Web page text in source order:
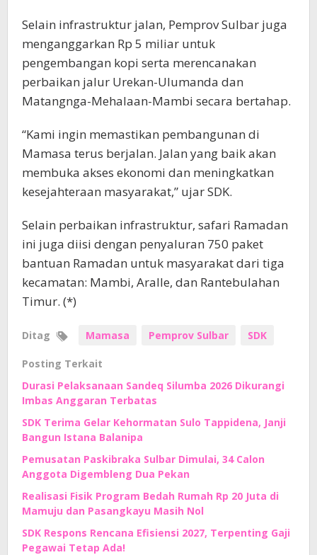
Selain infrastruktur jalan, Pemprov Sulbar juga
menganggarkan Rp 5 miliar untuk
pengembangan kopi serta merencanakan
perbaikan jalur Urekan-Ulumanda dan
Matangnga-Mehalaan-Mambi secara bertahap.
“Kami ingin memastikan pembangunan di
Mamasa terus berjalan. Jalan yang baik akan
membuka akses ekonomi dan meningkatkan
kesejahteraan masyarakat,” ujar SDK.
Selain perbaikan infrastruktur, safari Ramadan
ini juga diisi dengan penyaluran 750 paket
bantuan Ramadan untuk masyarakat dari tiga
kecamatan: Mambi, Aralle, dan Rantebulahan
Timur. (*)
Ditag Mamasa Pemprov Sulbar SDK
Posting Terkait
Durasi Pelaksanaan Sandeq Silumba 2026 Dikurangi
Imbas Anggaran Terbatas
SDK Terima Gelar Kehormatan Sulo Tappidena, Janji
Bangun Istana Balanipa
Pemusatan Paskibraka Sulbar Dimulai, 34 Calon
Anggota Digembleng Dua Pekan
Realisasi Fisik Program Bedah Rumah Rp 20 Juta di
Mamuju dan Pasangkayu Masih Nol
SDK Respons Rencana Efisiensi 2027, Terpenting Gaji
Pegawai Tetap Ada!